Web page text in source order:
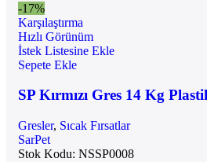
-17%
Karşılaştırma
Hızlı Görünüm
İstek Listesine Ekle
Sepete Ekle
SP Kırmızı Gres 14 Kg
Gresler, Sıcak Fırsatlar
SarPet
Stok Kodu: NSSP0008